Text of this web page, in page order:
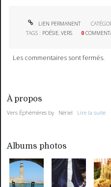
LIEN PERMANENT
TAGS : POÉSIE,VERS 0
Les commentaires sont fermés.
À propos
Vers Éphémères by Nériel Lire la suite
Albums photos